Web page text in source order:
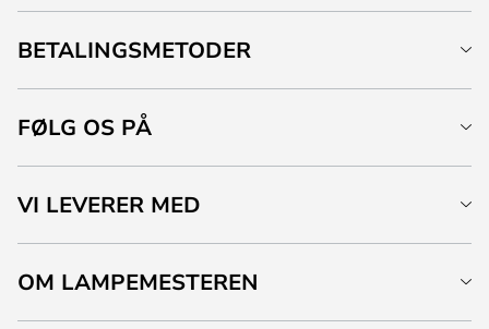
BETALINGSMETODER
FØLG OS PÅ
VI LEVERER MED
OM LAMPEMESTEREN